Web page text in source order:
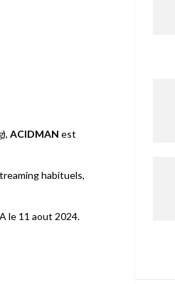
), ACIDMAN est
habituels,
le 11 aout 2024.